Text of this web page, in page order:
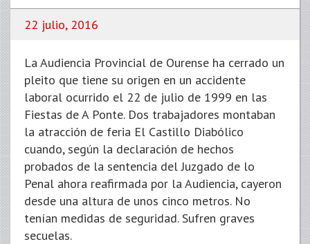
22 julio, 2016
La Audiencia Provincial de Ourense ha cerrado un
pleito que tiene su origen en un accidente
laboral ocurrido el 22 de julio de 1999 en las
Fiestas de A Ponte. Dos trabajadores montaban
la atracción de feria El Castillo Diabólico
cuando, según la declaración de hechos
probados de la sentencia del Juzgado de lo
Penal ahora reafirmada por la Audiencia, cayeron
desde una altura de unos cinco metros. No
tenían medidas de seguridad. Sufren graves
secuelas.